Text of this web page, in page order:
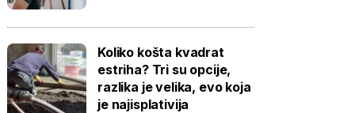
Koliko košta kvadrat
estriha? Tri su opcije,
razlika je velika, evo koja
je najisplativija